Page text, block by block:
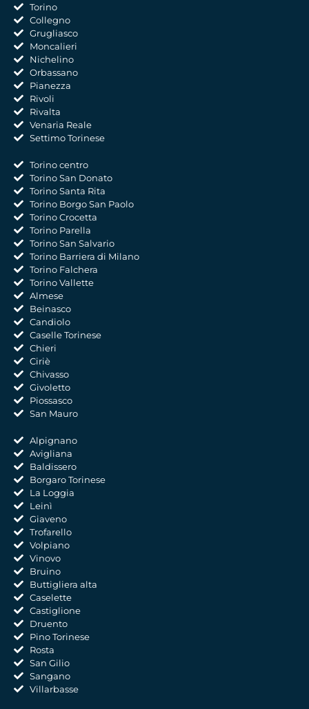
Torino
Collegno
Grugliasco
Moncalieri
Nichelino
Orbassano
Pianezza
Rivoli
Rivalta
Venaria Reale
Settimo Torinese
Torino centro
Torino San Donato
Torino Santa Rita
Torino Borgo San Paolo
Torino Crocetta
Torino Parella
Torino San Salvario
Torino Barriera di Milano
Torino Falchera
Torino Vallette
Almese
Beinasco
Candiolo
Caselle Torinese
Chieri
Ciriè
Chivasso
Givoletto
Piossasco
San Mauro
Alpignano
Avigliana
Baldissero
Borgaro Torinese
La Loggia
Leinì
Giaveno
Trofarello
Volpiano
Vinovo
Bruino
Buttigliera alta
Caselette
Castiglione
Druento
Pino Torinese
Rosta
San Gilio
Sangano
Villarbasse